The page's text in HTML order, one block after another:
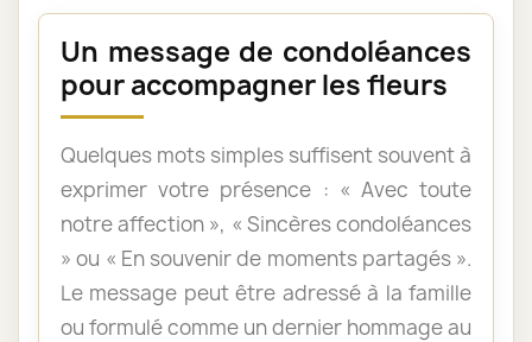
Un message de condoléances
pour accompagner les fleurs
Quelques mots simples suffisent souvent à
exprimer votre présence : « Avec toute
notre affection », « Sincères condoléances
» ou « En souvenir de moments partagés ».
Le message peut être adressé à la famille
ou formulé comme un dernier hommage au